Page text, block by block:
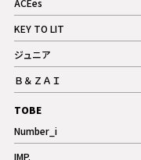
記事
KEY TO LIT
記事
ジュニア
記事
Ｂ＆ＺＡＩ
記事
TOBE
Number_i
記事
IMP.